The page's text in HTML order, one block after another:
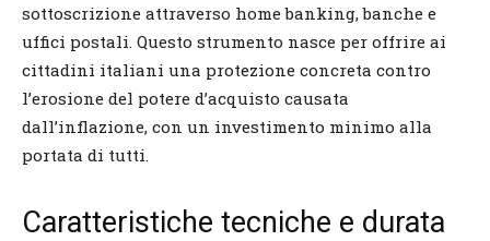
sottoscrizione attraverso home banking, banche e
uffici postali. Questo strumento nasce per offrire ai
cittadini italiani una protezione concreta contro
l’erosione del potere d’acquisto causata
dall’inflazione, con un investimento minimo alla
portata di tutti.
Caratteristiche tecniche e durata